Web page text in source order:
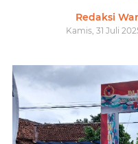
Redaksi
Kamis, 31 Juli